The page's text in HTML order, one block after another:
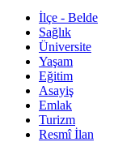
İlçe - Belde
Sağlık
Üniversite
Yaşam
Eğitim
Asayiş
Emlak
Turizm
Resmî İlan